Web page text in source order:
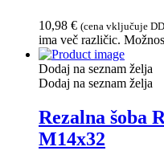
10,98 € (cena vključuje
ima več različic.
Dodaj na seznam želja
Dodaj na seznam želja
Rezalna šoba
M14x32